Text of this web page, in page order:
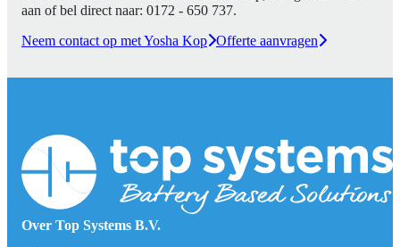
aan of bel direct naar: 0172 - 650 737.
Neem contact op met Yosha Kop Offerte aanvragen
Over Top Systems B.V.